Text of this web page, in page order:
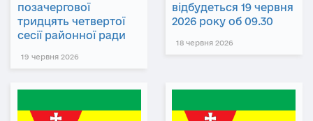
позачергової
тридцять четвертої
сесії районної ради
19 червня 2026
відбудеться 19 червня
2026 року об 09.30
18 червня 2026